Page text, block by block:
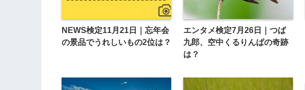
NEWS検定11月21日｜忘年会
の景品でうれしいもの2位は？
エンタメ検定7月26日｜つば
九郎、空中くるりんぱの奇跡
は？